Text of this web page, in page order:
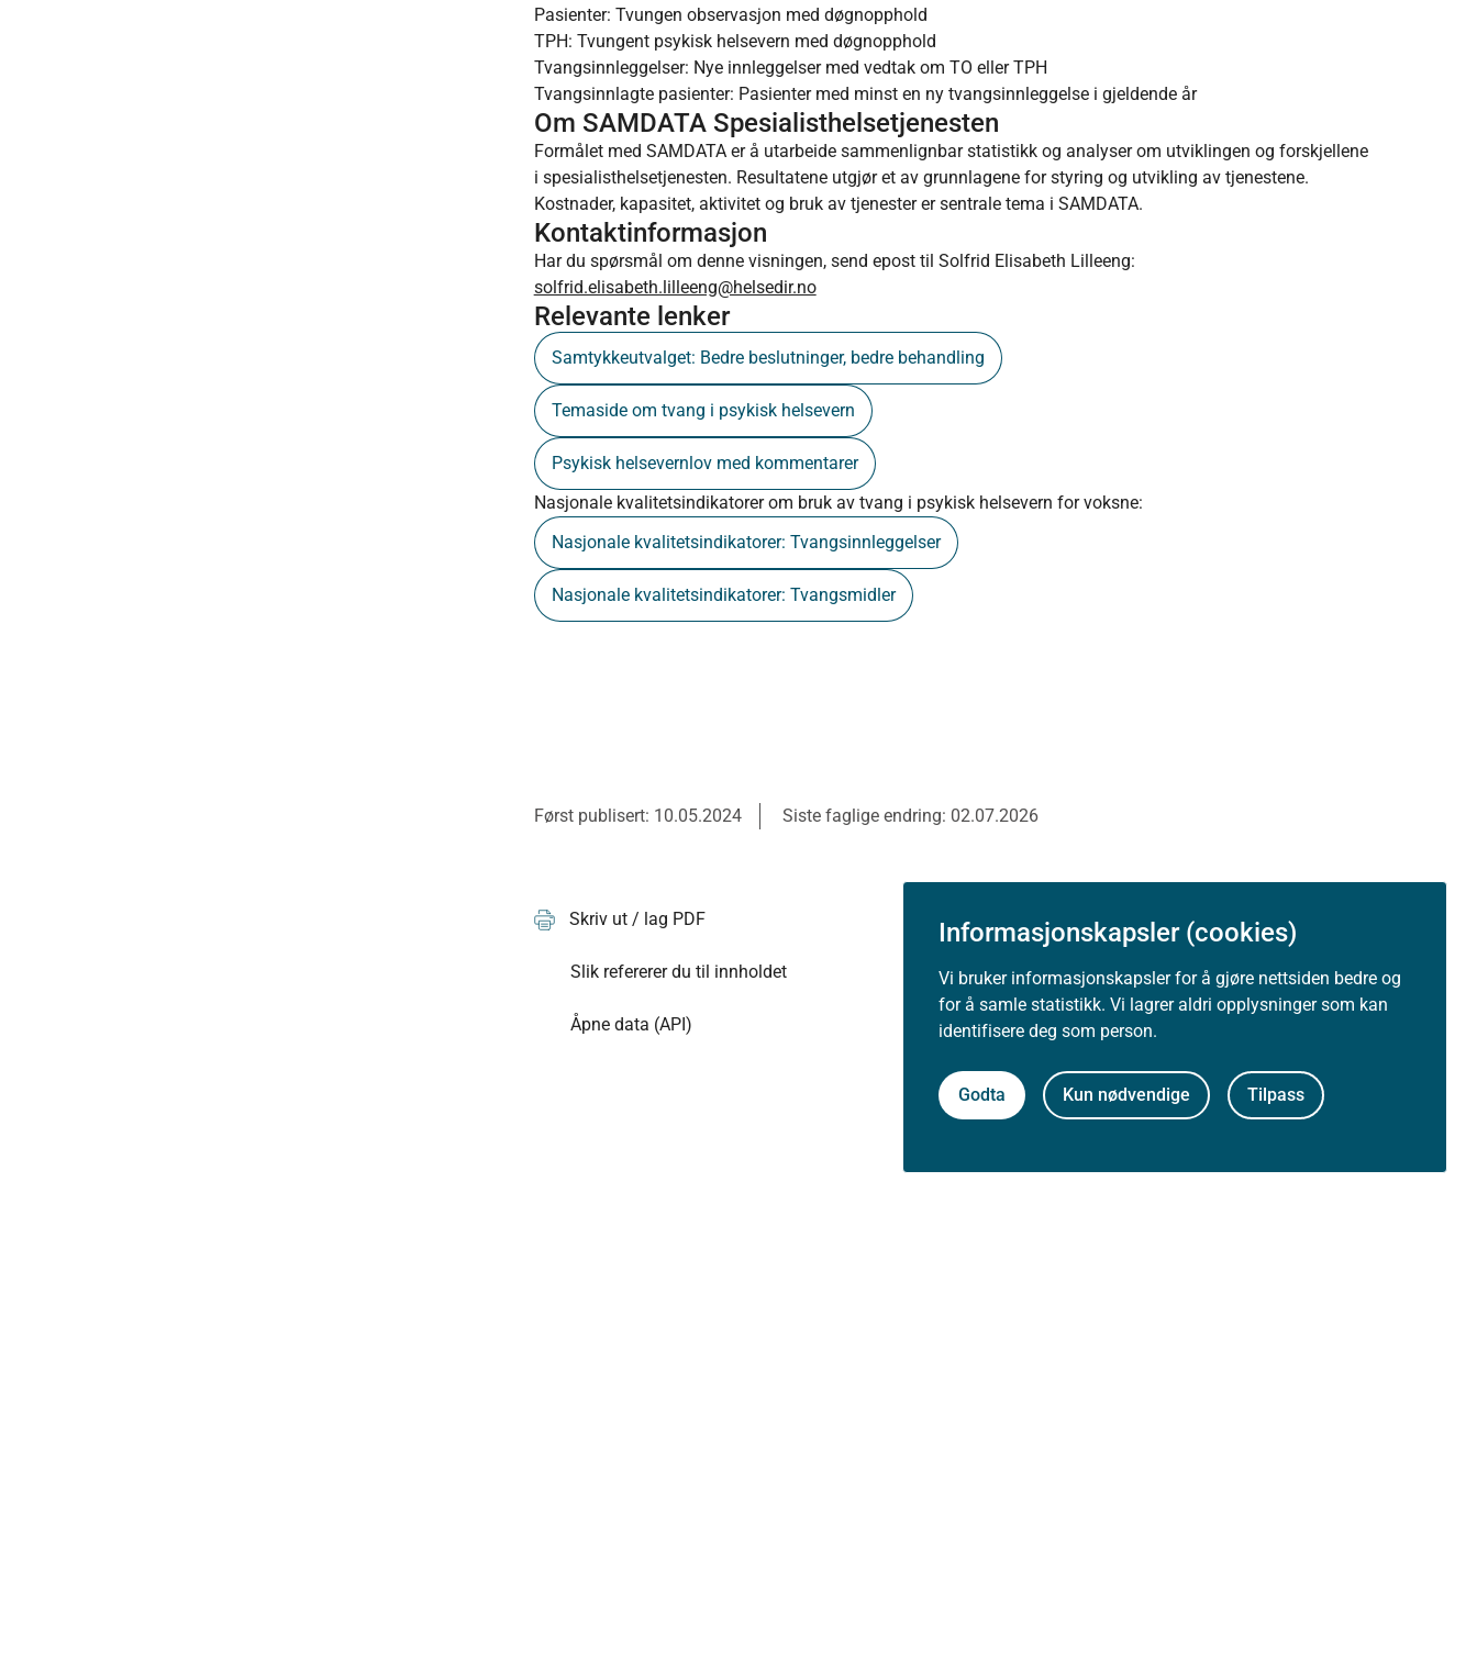
Informasjonskapsler (cookies)
Vi bruker informasjonskapsler for å gjøre nettsiden bedre og
for å samle statistikk. Vi lagrer aldri opplysninger som kan
identifisere deg som person.
Godta Kun nødvendige Tilpass
Pasienter: Tvungen observasjon med døgnopphold
TPH: Tvungent psykisk helsevern med døgnopphold
Tvangsinnleggelser: Nye innleggelser med vedtak om TO eller TPH
Tvangsinnlagte pasienter: Pasienter med minst en ny tvangsinnleggelse i gjeldende år
Om SAMDATA Spesialisthelsetjenesten
Formålet med SAMDATA er å utarbeide sammenlignbar statistikk og analyser om utviklingen og forskjellene
i spesialisthelsetjenesten. Resultatene utgjør et av grunnlagene for styring og utvikling av tjenestene.
Kostnader, kapasitet, aktivitet og bruk av tjenester er sentrale tema i SAMDATA.
Kontaktinformasjon
Har du spørsmål om denne visningen, send epost til Solfrid Elisabeth Lilleeng:
solfrid.elisabeth.lilleeng@helsedir.no
Relevante lenker
Samtykkeutvalget: Bedre beslutninger, bedre behandling
Temaside om tvang i psykisk helsevern
Psykisk helsevernlov med kommentarer
Nasjonale kvalitetsindikatorer om bruk av tvang i psykisk helsevern for voksne:
Nasjonale kvalitetsindikatorer: Tvangsinnleggelser
Nasjonale kvalitetsindikatorer: Tvangsmidler
Først publisert: 10.05.2024 Siste faglige endring: 02.07.2026
Skriv ut / lag PDF
Slik refererer du til innholdet
Åpne data (API)